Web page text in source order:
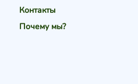
Контакты
Почему мы?